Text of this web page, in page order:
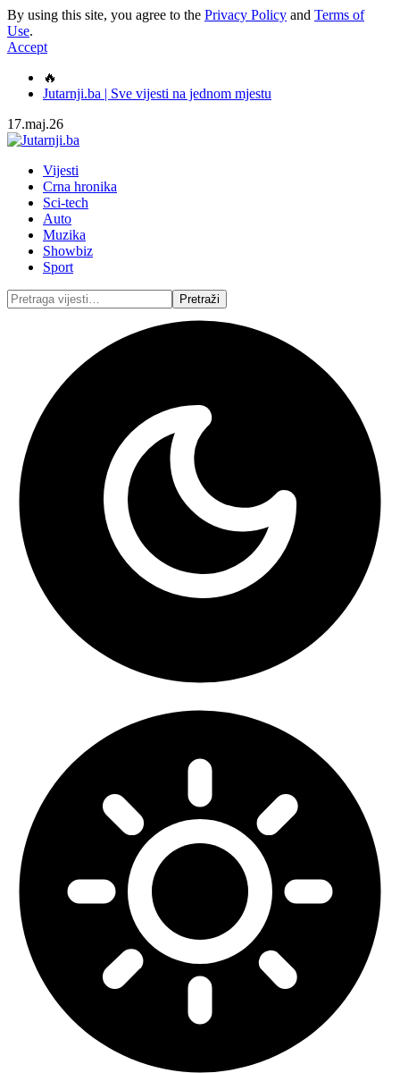
By using this site, you agree to the Privacy Policy and Terms of
Use.
Accept
🔥
Jutarnji.ba | Sve vijesti na jednom mjestu
17.maj.26
Vijesti
Crna hronika
Sci-tech
Auto
Muzika
Showbiz
Sport